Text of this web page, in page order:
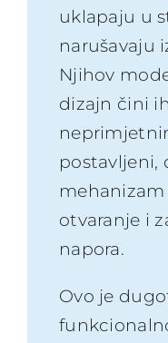
uklapaju u
narušavaju
Njihov
dizajn čini
postavljeni,
otvaranje i
napora.
Ovo je